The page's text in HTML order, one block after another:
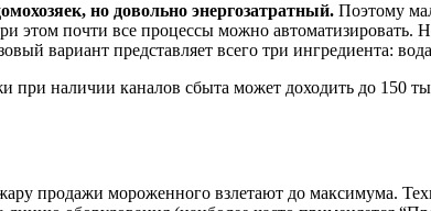
но довольно энергозатратный. Поэтому
этом почти все процессы можно автоматизировать.
вариант представляет всего три ингредиента:
при наличии каналов сбыта может доходить до 150
продажи мороженного взлетают до максимума.